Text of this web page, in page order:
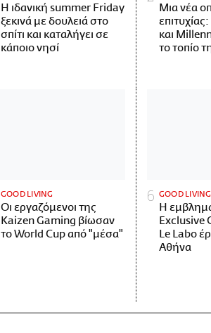
Η ιδανική summer Friday
ξεκινά με δουλειά στο
σπίτι και καταλήγει σε
κάποιο νησί
Μια νέα
και
το τοπίο
GOOD LIVING
Οι εργαζόμενοι της
Kaizen Gaming βίωσαν
το World Cup από "μέσα"
GOOD LIVING
Η
Exclusive
Le Labo
Αθήνα